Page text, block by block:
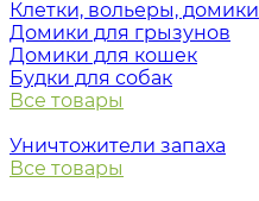
Клетки, вольеры, домики
Домики для грызунов
Домики для кошек
Будки для собак
Все товары
Уничтожители запаха
Все товары